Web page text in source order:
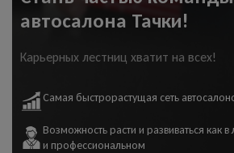
автосалона Тачки!
Карьерных лестниц хватит на всех!
Самая быстрорастущая сеть
Возможность расти и развиваться как
и профессиональном